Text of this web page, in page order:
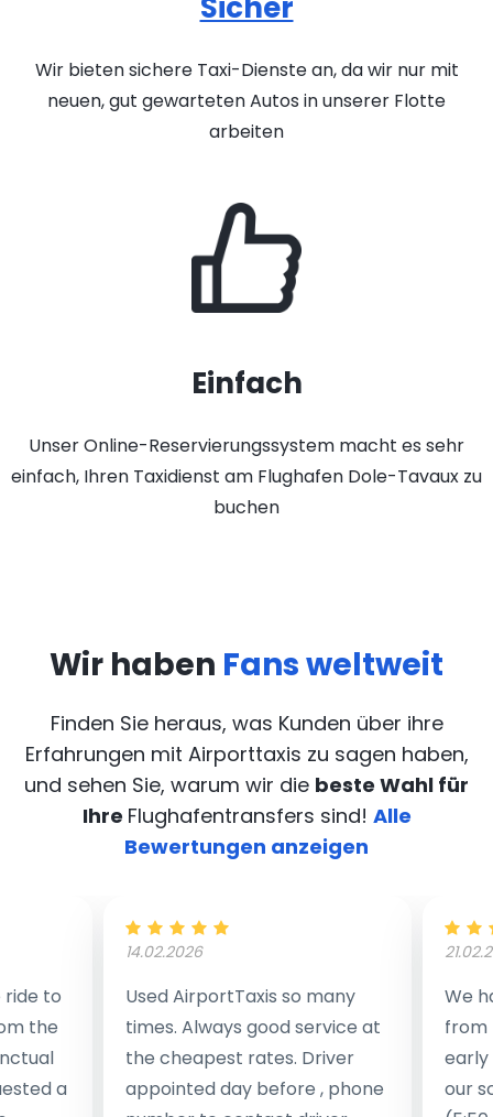
Wir bieten sichere Taxi-Dienste an, da wir nur mit
neuen, gut gewarteten Autos in unserer Flotte
arbeiten
Einfach
Unser Online-Reservierungssystem macht es sehr
einfach, Ihren Taxidienst am Flughafen Dole-Tavaux zu
buchen
Wir haben Fans weltweit
Finden Sie heraus, was Kunden über ihre
Erfahrungen mit Airporttaxis zu sagen haben,
und sehen Sie, warum wir die beste Wahl für
Ihre Flughafentransfers sind! Alle
Bewertungen anzeigen
to
the
a
14.02.2026
Used AirportTaxis so many
times. Always good service at
the cheapest rates. Driver
appointed day before , phone
We
from
early
our